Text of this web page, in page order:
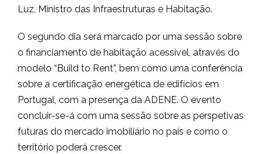
Luz, Ministro das Infraestruturas e Habitação.
O segundo dia será marcado por uma sessão sobre
o financiamento de habitação acessível, através do
modelo “Build to Rent”, bem como uma conferência
sobre a certificação energética de edifícios em
Portugal, com a presença da ADENE. O evento
concluir-se-á com uma sessão sobre as perspetivas
futuras do mercado imobiliário no país e como o
território poderá crescer.